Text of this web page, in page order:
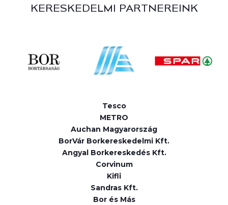
KERESKEDELMI PARTNEREINK
Tesco
METRO
Auchan Magyarország
BorVár Borkereskedelmi Kft.
Angyal Borkereskedés Kft.
Corvinum
Kifli
Sandras Kft.
Bor és Más